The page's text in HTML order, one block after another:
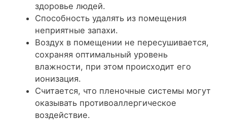
здоровье людей.
Способность удалять из помещения
неприятные запахи.
Воздух в помещении не пересушивается,
сохраняя оптимальный уровень
влажности, при этом происходит его
ионизация.
Считается, что пленочные системы могут
оказывать противоаллергическое
воздействие.